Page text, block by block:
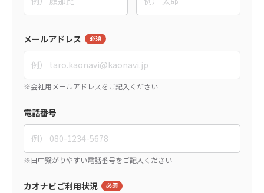
メールアドレス
電話番号
カオナビご利用状況